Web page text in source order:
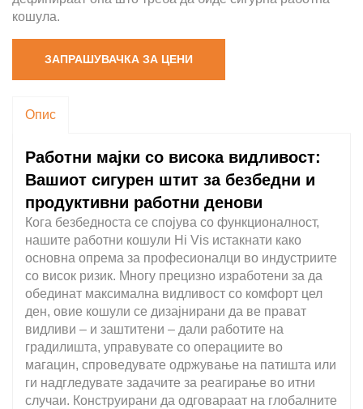
кошула.
ЗАПРАШУВАЧКА ЗА ЦЕНИ
Опис
Работни мајки со висока видливост:
Вашиот сигурен штит за безбедни и
продуктивни работни денови
Кога безбедноста се спојува со функционалност,
нашите работни кошули Hi Vis истакнати како
основна опрема за професионалци во индустриите
со висок ризик. Многу прецизно изработени за да
обединат максимална видливост со комфорт цел
ден, овие кошули се дизајнирани да ве прават
видливи – и заштитени – дали работите на
градилишта, управувате со операциите во
магацин, спроведувате одржување на патишта или
ги надгледувате задачите за реагирање во итни
случаи. Конструирани да одговараат на глобалните